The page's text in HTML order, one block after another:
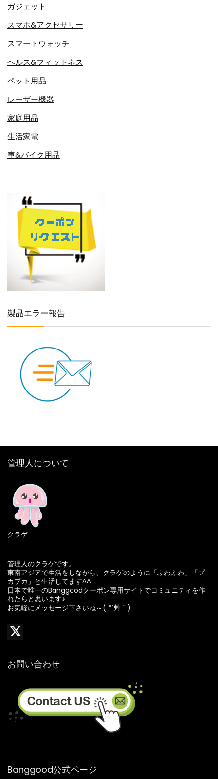
ガジェット
スマホ&アクセサリー
スマートウォッチ
ヘルス&フィットネス
ペット用品
レーザー機器
家庭用品
生活家電
車&バイク用品
製品エラー報告
管理人について
クラゲ
管理人のクラゲです。
東南アジアで生活をしながら、クラゲのように「ふわふわ」「プ
カプカ」と生活してます^^
日本で唯一のBanggoodクーポン専用サイトでコミュニティを作
れたらと思います♪
お気軽にメッセージ下さいね～( *´艸｀)
お問い合わせ
Banggood公式ページ